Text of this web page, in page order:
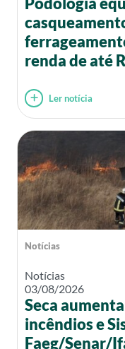
renda de até
Ler notícia
Notícias
Notícias
03/08/2026
Seca
incêndios e
Faeg/Senar/